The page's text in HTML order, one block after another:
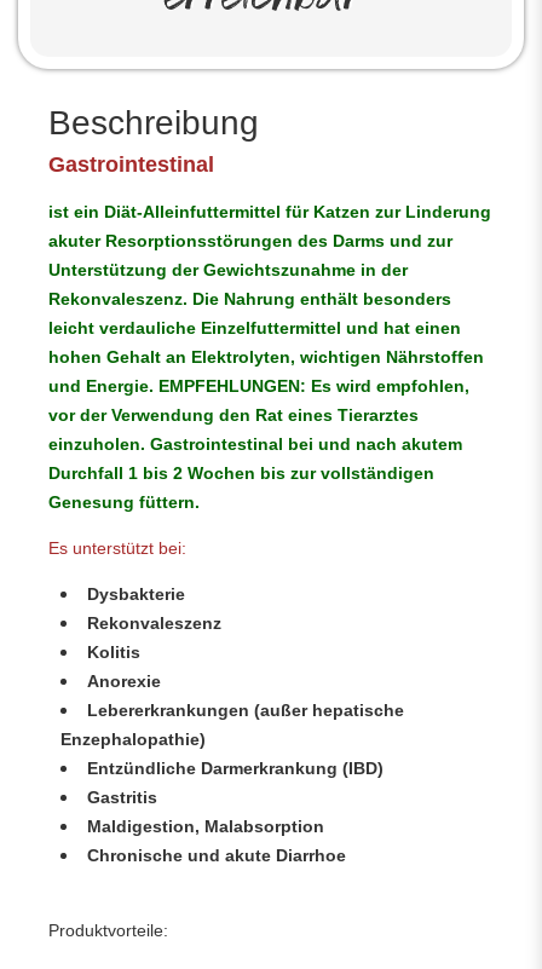
Beschreibung
Gastrointestinal
ist ein Diät-Alleinfuttermittel für Katzen zur Linderung
akuter Resorptionsstörungen des Darms und zur
Unterstützung der Gewichtszunahme in der
Rekonvaleszenz. Die Nahrung enthält besonders
leicht verdauliche Einzelfuttermittel und hat einen
hohen Gehalt an Elektrolyten, wichtigen Nährstoffen
und Energie. EMPFEHLUNGEN: Es wird empfohlen,
vor der Verwendung den Rat eines Tierarztes
einzuholen. Gastrointestinal bei und nach akutem
Durchfall 1 bis 2 Wochen bis zur vollständigen
Genesung füttern.
Es unterstützt bei:
Dysbakterie
Rekonvaleszenz
Kolitis
Anorexie
Lebererkrankungen (außer hepatische
Enzephalopathie)
Entzündliche Darmerkrankung (IBD)
Gastritis
Maldigestion, Malabsorption
Chronische und akute Diarrhoe
Produktvorteile: